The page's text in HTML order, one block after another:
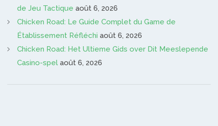
de Jeu Tactique août 6, 2026
Chicken Road: Le Guide Complet du Game de
Établissement Réfléchi août 6, 2026
Chicken Road: Het Ultieme Gids over Dit Meeslepende
Casino-spel août 6, 2026